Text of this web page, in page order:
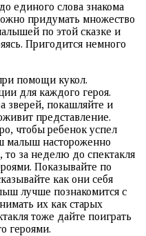
единого слова знакома
придумать множество
по этой сказке и
Пригодится немного
помощи кукол.
для каждого героя.
зверей, покашляйте и
представление.
чтобы ребенок успел
малыш настороженно
то за неделю до спектакля
Показывайте по
как они себя
лучше познакомится с
их как старых
тоже дайте поиграть
героями.